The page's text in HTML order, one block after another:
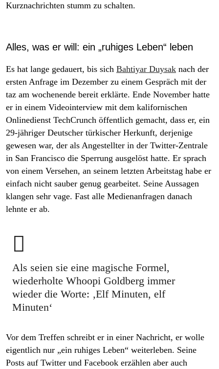
Kurznachrichten stumm zu schalten.
Alles, was er will: ein „ruhiges Leben“ leben
Es hat lange gedauert, bis sich Bahtiyar Duysak nach der
ersten Anfrage im Dezember zu einem Gespräch mit der
taz am wochenende bereit erklärte. Ende November hatte
er in einem Videointerview mit dem kalifornischen
Onlinedienst TechCrunch öffentlich gemacht, dass er, ein
29-jähriger Deutscher türkischer Herkunft, derjenige
gewesen war, der als Angestellter in der Twitter-Zentrale
in San Francisco die Sperrung ausgelöst hatte. Er sprach
von einem Versehen, an seinem letzten Arbeitstag habe er
einfach nicht sauber genug gearbeitet. Seine Aussagen
klangen sehr vage. Fast alle Medienanfragen danach
lehnte er ab.

Als seien sie eine magische Formel,
wiederholte Whoopi Goldberg immer
wieder die Worte: ‚Elf Minuten, elf
Minuten‘
Vor dem Treffen schreibt er in einer Nachricht, er wolle
eigentlich nur „ein ruhiges Leben“ weiterleben. Seine
Posts auf Twitter und Facebook erzählen aber auch